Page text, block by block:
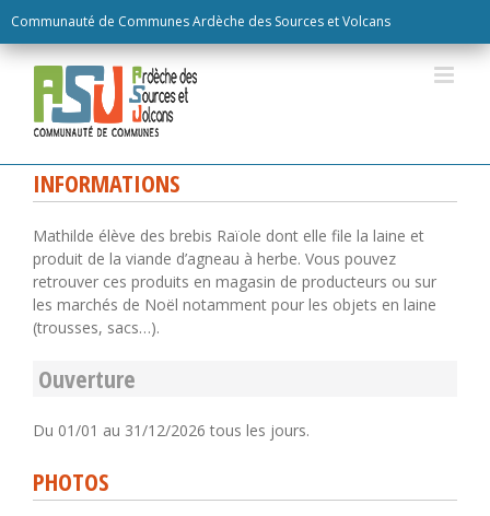
Communauté de Communes Ardèche des Sources et Volcans
to
content
INFORMATIONS
Mathilde élève des brebis Raïole dont elle file la laine et
produit de la viande d’agneau à herbe. Vous pouvez
retrouver ces produits en magasin de producteurs ou sur
les marchés de Noël notamment pour les objets en laine
(trousses, sacs…).
Ouverture
Du 01/01 au 31/12/2026 tous les jours.
PHOTOS